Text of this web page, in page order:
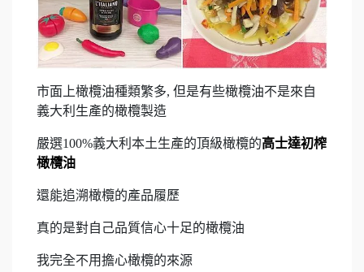
市面上橄欖油種類繁多, 但是有些橄欖油不是來自
義大利生產的橄欖製造
嚴選100%義大利本土生產的頂級橄欖的高士達初榨
橄欖油
還能追溯橄欖的產品履歷
真的是對自己品質信心十足的橄欖油
我完全不用擔心橄欖的來源